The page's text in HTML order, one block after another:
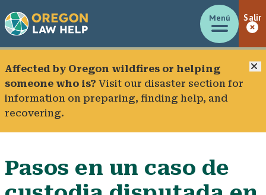
Menú Salir
Affected by Oregon wildfires or helping
someone who is? Visit our disaster section for
information on preparing, finding help, and
recovering.
Pasos en un caso de